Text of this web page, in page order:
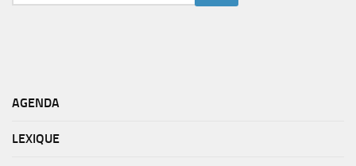
AGENDA
LEXIQUE